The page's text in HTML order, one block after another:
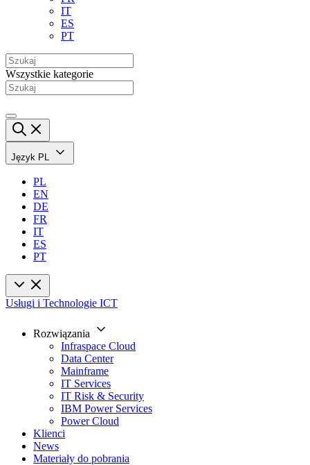
IT
ES
PT
Wszystkie kategorie
Język PL
PL
EN
DE
FR
IT
ES
PT
Usługi i Technologie ICT
Rozwiązania
Infraspace Cloud
Data Center
Mainframe
IT Services
IT Risk & Security
IBM Power Services
Power Cloud
Klienci
News
Materiały do pobrania